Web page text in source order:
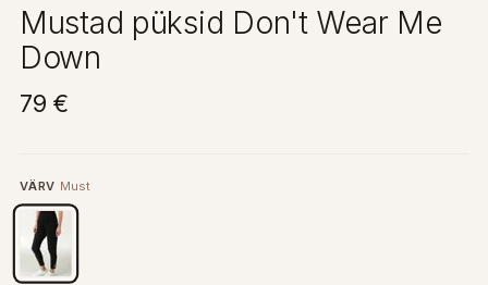
Mustad püksid Don't Wear Me
Down
79 €
VÄRV Must